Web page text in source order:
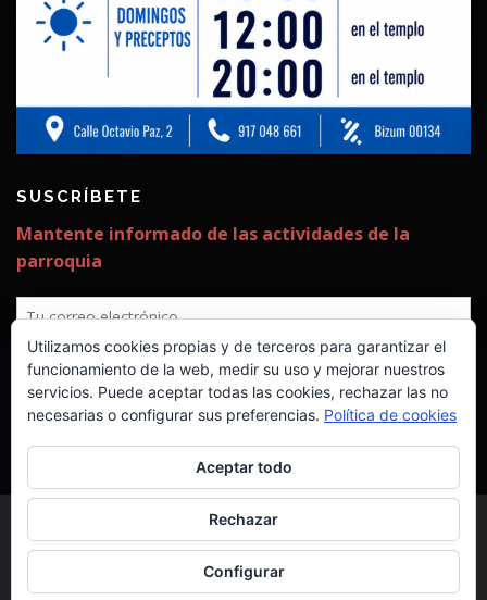
SUSCRÍBETE
Copyright © 2026 Parroquia San Rafael Arnaiz–Tema
hecho por FameThemes
¡Estamos construyendo ya la
segunda fase!
para poder costearla.
¡No nos mires, únete!
Sigue este enlace y construye
tu parroquia
Utilizamos cookies propias y de terceros para garantizar el
funcionamiento de la web, medir su uso y mejorar nuestros
servicios. Puede aceptar todas las cookies, rechazar las no
necesarias o configurar sus preferencias. Política de cookies
Aceptar todo
Rechazar
Configurar